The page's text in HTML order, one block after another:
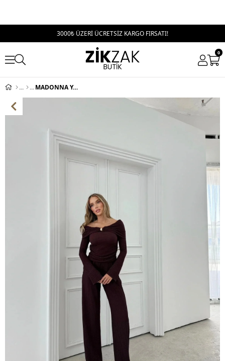
3000₺ ÜZERİ ÜCRETSİZ KARGO FIRSATI!
0
MADONNA YAKA AKSESUAR DETAY BLUZ VE PANTOLONLU GOFRE İKİLİ TAKIM BORDO